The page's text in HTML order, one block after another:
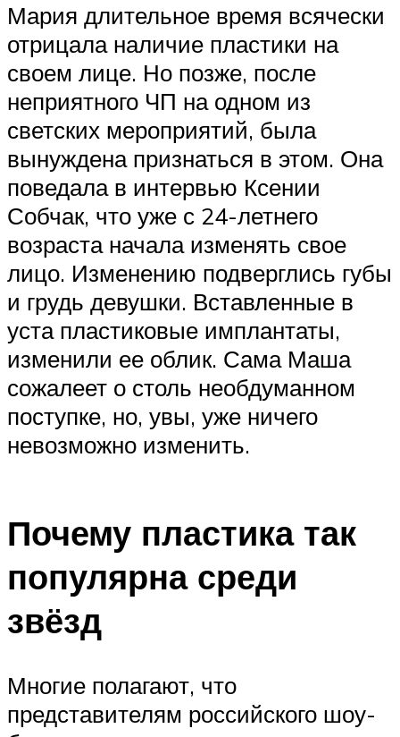
Мария длительное время всячески
отрицала наличие пластики на
своем лице. Но позже, после
неприятного ЧП на одном из
светских мероприятий, была
вынуждена признаться в этом. Она
поведала в интервью Ксении
Собчак, что уже с 24-летнего
возраста начала изменять свое
лицо. Изменению подверглись губы
и грудь девушки. Вставленные в
уста пластиковые имплантаты,
изменили ее облик. Сама Маша
сожалеет о столь необдуманном
поступке, но, увы, уже ничего
невозможно изменить.
Почему пластика так
популярна среди
звёзд
Многие полагают, что
представителям российского шоу-